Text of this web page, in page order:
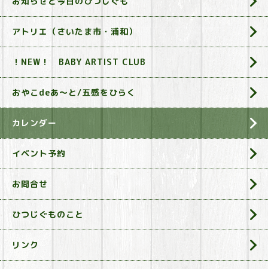
アトリエ（さいたま市・浦和）
！NEW！ BABY ARTIST CLUB
おやこdeあ～と/五感をひらく
カレンダー
イベント予約
お問合せ
ひつじぐものこと
リンク